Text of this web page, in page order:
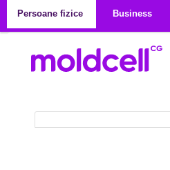
Persoane fizice
Business